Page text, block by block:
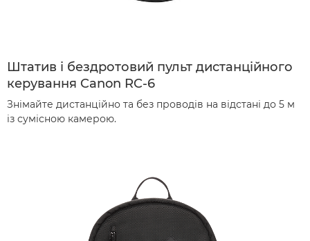
Штатив і бездротовий пульт дистанційного
керування Canon RC-6
Знімайте дистанційно та без проводів на відстані до 5 м
із сумісною камерою.